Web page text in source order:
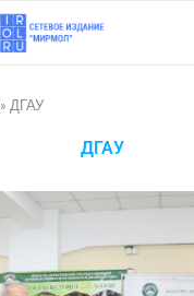
» ДГАУ
ДГАУ